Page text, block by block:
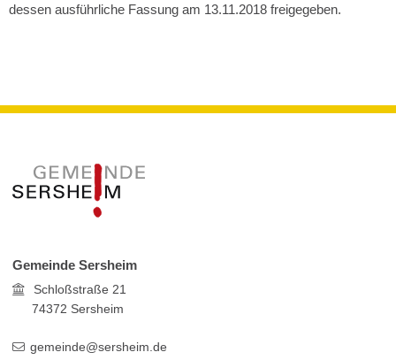
dessen ausführliche Fassung am 13.11.2018 freigegeben.
Gemeinde Sersheim
Schloßstraße 21
74372 Sersheim
gemeinde@sersheim.de